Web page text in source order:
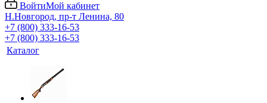
ВойтиМой кабинет
Н.Новгород, пр-т Ленина, 80
+7 (800) 333-16-53
+7 (800) 333-16-53
Каталог